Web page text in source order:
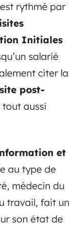
rythmé par
Initiales
salarié
citer la
post-
tout aussi
et
au type de
médecin du
travail, fait un
son état de